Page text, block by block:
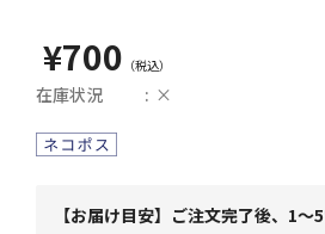
¥700
在庫状況 ×
【お届け目安】ご注文完了後、1～